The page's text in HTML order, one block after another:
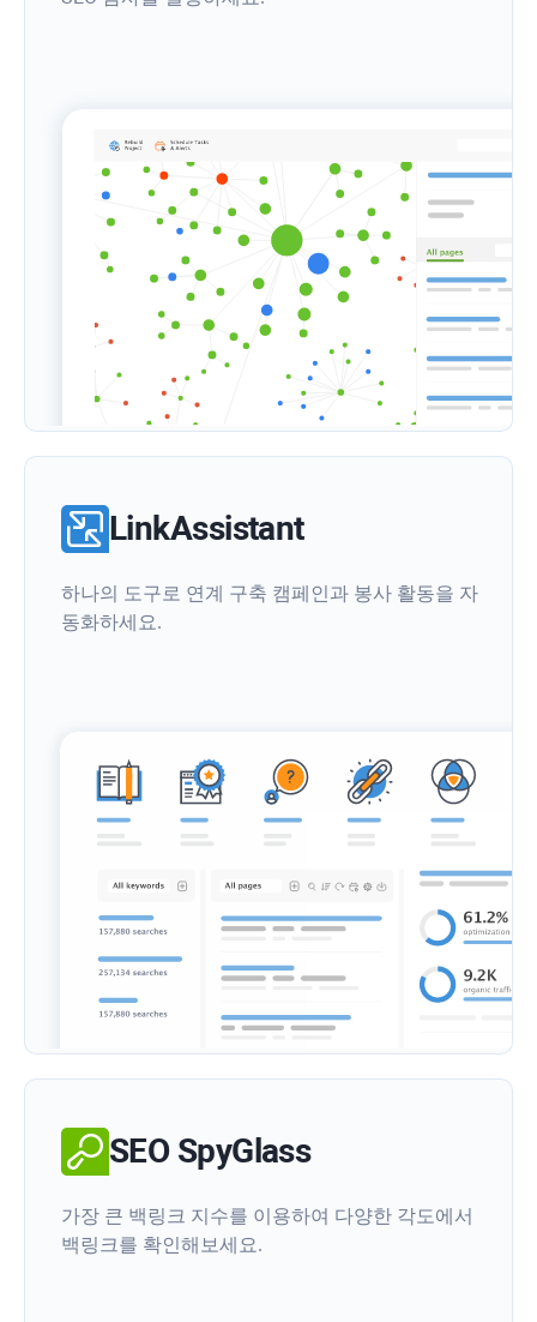
LinkAssistant
하나의 도구로 연계 구축 캠페인과 봉사 활동을 자
동화하세요.
SEO SpyGlass
가장 큰 백링크 지수를 이용하여 다양한 각도에서
백링크를 확인해보세요.